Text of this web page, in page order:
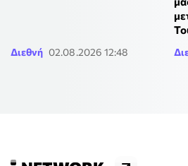
Διεθνή 02.08.2026 12:48